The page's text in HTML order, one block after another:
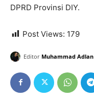
DPRD Provinsi DIY.
Post Views: 179
Editor Muhammad Adlan